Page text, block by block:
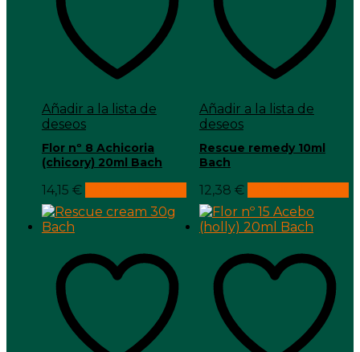
Añadir a la lista de
deseos
Flor nº 8 Achicoria
(chicory) 20ml Bach
14,15 €
Añadir a la lista de
deseos
Rescue remedy 10ml
Bach
12,38 €